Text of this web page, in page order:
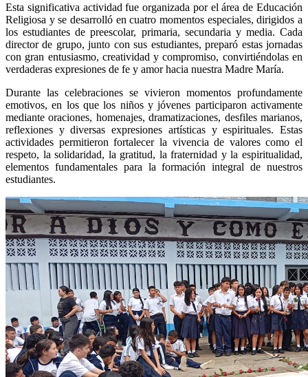
Esta significativa actividad fue organizada por el área de Educación
Religiosa y se desarrolló en cuatro momentos especiales, dirigidos a
los estudiantes de preescolar, primaria, secundaria y media. Cada
director de grupo, junto con sus estudiantes, preparó estas jornadas
con gran entusiasmo, creatividad y compromiso, convirtiéndolas en
verdaderas expresiones de fe y amor hacia nuestra Madre María.
Durante las celebraciones se vivieron momentos profundamente
emotivos, en los que los niños y jóvenes participaron activamente
mediante oraciones, homenajes, dramatizaciones, desfiles marianos,
reflexiones y diversas expresiones artísticas y espirituales. Estas
actividades permitieron fortalecer la vivencia de valores como el
respeto, la solidaridad, la gratitud, la fraternidad y la espiritualidad,
elementos fundamentales para la formación integral de nuestros
estudiantes.